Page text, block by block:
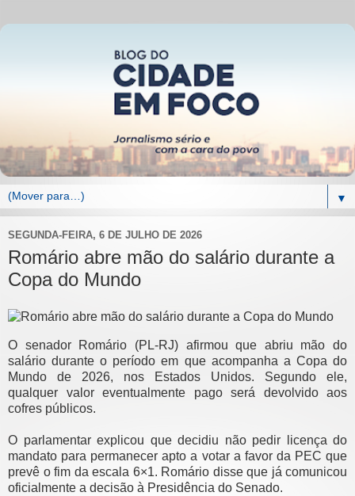
▼
SEGUNDA-FEIRA, 6 DE JULHO DE 2026
Romário abre mão do salário durante a
Copa do Mundo
O senador Romário (PL-RJ) afirmou que abriu mão do
salário durante o período em que acompanha a Copa do
Mundo de 2026, nos Estados Unidos. Segundo ele,
qualquer valor eventualmente pago será devolvido aos
cofres públicos.
O parlamentar explicou que decidiu não pedir licença do
mandato para permanecer apto a votar a favor da PEC que
prevê o fim da escala 6×1. Romário disse que já comunicou
oficialmente a decisão à Presidência do Senado.